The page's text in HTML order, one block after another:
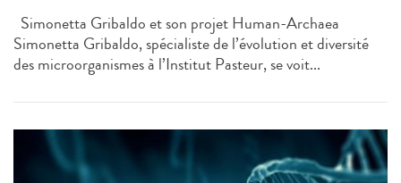
Simonetta Gribaldo et son projet Human-Archaea
Simonetta Gribaldo, spécialiste de l’évolution et diversité
des microorganismes à l’Institut Pasteur, se voit...